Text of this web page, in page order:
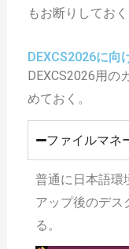
もお断りしておく
DEXCS2026に向
DEXCS2026用の
めておく。
ファイルマネ
普通に日本語環
アップ後のデス
る。